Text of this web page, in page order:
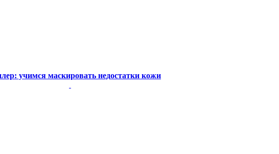
учимся маскировать недостатки кожи